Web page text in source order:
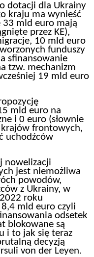
dotacji dla Ukrainy
kraju ma wynieść
33 mld euro mają
przez KE),
10 mld euro
funduszy
sfinansowanie
tzw. mechanizm
19 mld euro
mld euro na
i 0 euro (słownie
frontowych,
uchodźców
nowelizacji
jest niemożliwa
powodów,
z Ukrainy, w
roku
8,4 mld euro czyli
odsetek
blokowane są
i to jak się teraz
decyzją
von der Leyen.